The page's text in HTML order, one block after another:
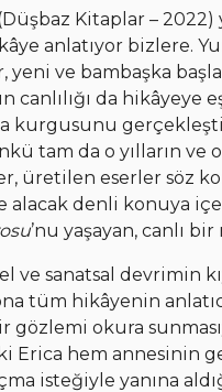
Kitaplar –
anlatıyor bizlere.
yeni ve bambaşka
da hikâyeye
kurgusunu
tam da o yılların
üretilen eserler söz
alacak denli konuya
’nu yaşayan, canlı bir
ve sanatsal devrimin
tüm hikâyenin
okura
Erica hem annesinin
isteğiyle yanına